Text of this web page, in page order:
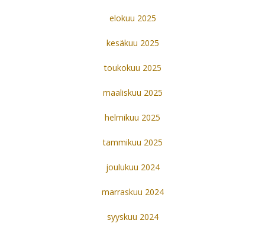
elokuu 2025
kesäkuu 2025
toukokuu 2025
maaliskuu 2025
helmikuu 2025
tammikuu 2025
joulukuu 2024
marraskuu 2024
syyskuu 2024